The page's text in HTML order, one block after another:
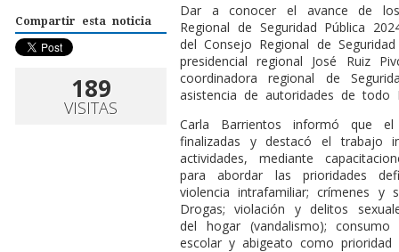
Compartir esta noticia
189
VISITAS
Dar a conocer el avance de
Regional de Seguridad Pública
del Consejo Regional de
presidencial regional José Ruiz
coordinadora regional de
asistencia de autoridades de todo
Carla Barrientos informó que
finalizadas y destacó el trabajo
actividades, mediante
para abordar las prioridades
violencia intrafamiliar; crímenes
Drogas; violación y delitos
del hogar (vandalismo);
escolar y abigeato como prioridad